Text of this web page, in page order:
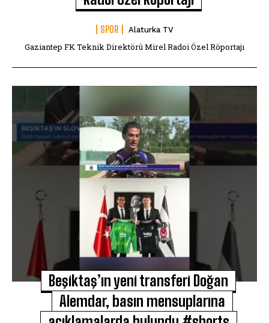
SPOR Alaturka TV
Gaziantep FK Teknik Direktörü Mirel Radoi Özel Röportajı
Beşiktaş’ın yeni transferi Doğan
Alemdar, basın mensuplarına